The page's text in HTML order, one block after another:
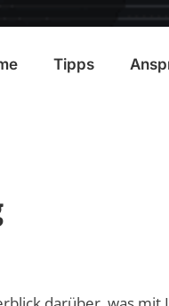
Tipps